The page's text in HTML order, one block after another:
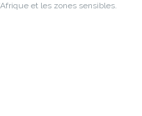
et les zones sensibles.